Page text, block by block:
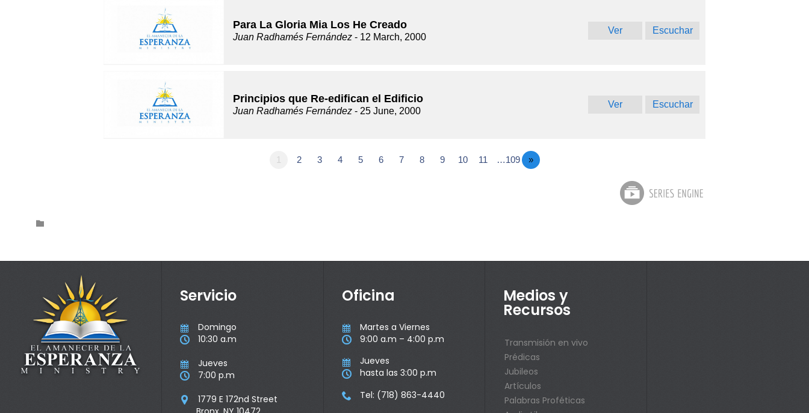
Para La Gloria Mia Los He Creado
Juan Radhamés Fernández - 12 March, 2000
Ver Escuchar
Principios que Re-edifican el Edificio
Juan Radhamés Fernández - 25 June, 2000
Ver Escuchar
1 2 3 4 5 6 7 8 9 10 11 …109 »

Servicio
 Domingo
 10:30 a.m
 Jueves
 7:00 p.m

1779 E 172nd Street
Oficina
 Martes a Viernes
 9:00 a.m – 4:00 p.m
 Jueves
 hasta las 3:00 p.m

Tel: (718) 863-4440
Medios y
Recursos
Transmisión en vivo
Prédicas
Jubileos
Artículos
Palabras Proféticas